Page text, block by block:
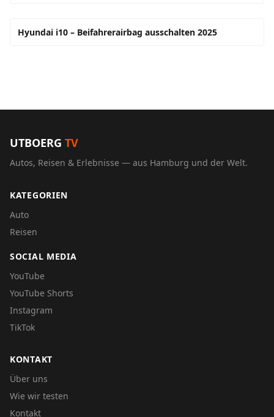
Hyundai i10 – Beifahrerairbag ausschalten 2025
UTBOERG TV
Autos, Reisen & Erlebnisse — aus Hamburg und der Welt.
KATEGORIEN
Auto
Reisen
SOCIAL MEDIA
YouTube
YouTube Shorts
Instagram
TikTok
KONTAKT
Über uns
Wie wir testen
Kontakt